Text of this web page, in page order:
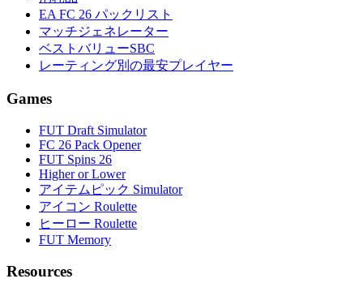
EA FC 26 パックリスト
マッチジェネレーター
ベストバリューSBC
レーティング別の最安プレイヤー
Games
FUT Draft Simulator
FC 26 Pack Opener
FUT Spins 26
Higher or Lower
アイテムピック Simulator
アイコン Roulette
ヒーロー Roulette
FUT Memory
Resources